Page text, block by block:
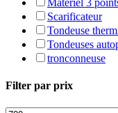
Matériel 3
Scarificateur
Tondeuse
Tondeuses
tronconneuse
Filter par prix